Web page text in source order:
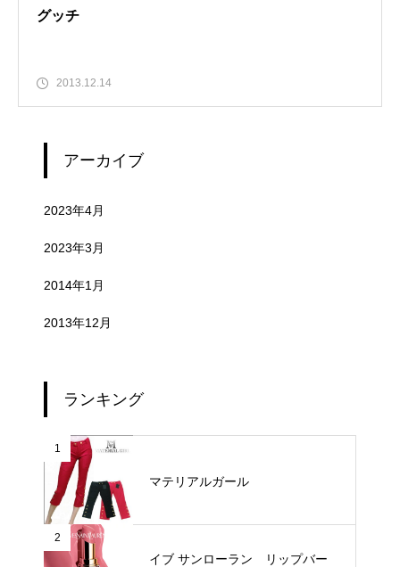
グッチ
2013.12.14
アーカイブ
2023年4月
2023年3月
2014年1月
2013年12月
ランキング
1
マテリアルガール
2
イブ サンローラン リップバー